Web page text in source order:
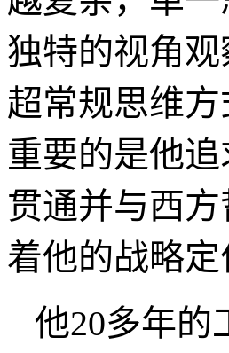
独特的视角
超常规思维
重要的是他
贯通并与西
着他的战略
他20多年的